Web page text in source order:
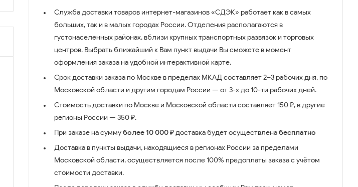
Служба доставки товаров интернет-магазинов «СДЭК» работает как в самых
больших, так и в малых городах России. Отделения располагаются в
густонаселенных районах, вблизи крупных транспортных развязок и торговых
центров. Выбрать ближайший к Вам пункт выдачи Вы сможете в момент
оформления заказа на удобной интерактивной карте.
Срок доставки заказа по Москве в пределах МКАД составляет 2–3 рабочих дня, по
Московской области и другим городам России — от 3-х до 10-ти рабочих дней.
Стоимость доставки по Москве и Московской области составляет 150 ₽, в другие
регионы России — 350 ₽.
При заказе на суммуболее 10 000 ₽доставка будет осуществленабесплатно
Доставка в пункты выдачи, находящиеся в регионах России за пределами
Московской области, осуществляется после 100% предоплаты заказа с учётом
стоимости доставки.